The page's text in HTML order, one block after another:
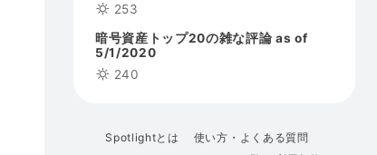
253
暗号資産トップ20の雑な評論 as of
5/1/2020
240
Spotlightとは
使い方・よくある質問